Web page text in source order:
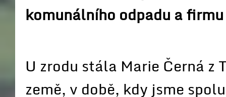
komunálního odpadu a
U zrodu stála Marie Černá z
země, v době, kdy jsme